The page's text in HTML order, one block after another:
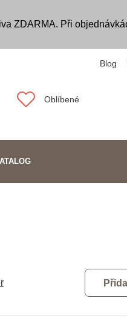
ZDARMA. Při
Blog
Oblíbené